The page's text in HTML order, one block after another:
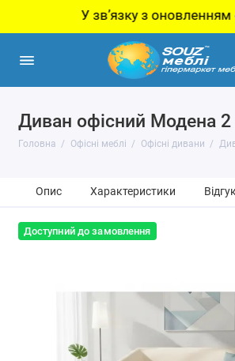
У звʼязку з оновленням сайту
Диван офісний Модена 2
Головна Офісні меблі Офісні дивани
Опис Характеристики
Доступний до замовлення